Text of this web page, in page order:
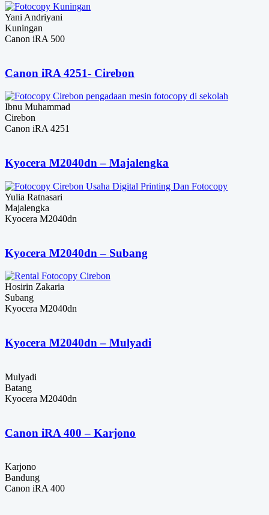
Yani Andriyani
Kuningan
Canon iRA 500
Canon iRA 4251- Cirebon
Ibnu Muhammad
Cirebon
Canon iRA 4251
Kyocera M2040dn – Majalengka
Yulia Ratnasari
Majalengka
Kyocera M2040dn
Kyocera M2040dn – Subang
Hosirin Zakaria
Subang
Kyocera M2040dn
Kyocera M2040dn – Mulyadi
Mulyadi
Batang
Kyocera M2040dn
Canon iRA 400 – Karjono
Karjono
Bandung
Canon iRA 400